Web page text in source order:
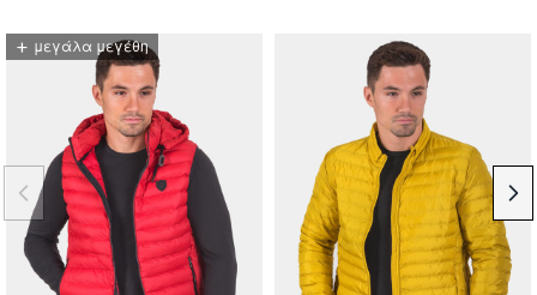
+ μεγάλα μεγέθη